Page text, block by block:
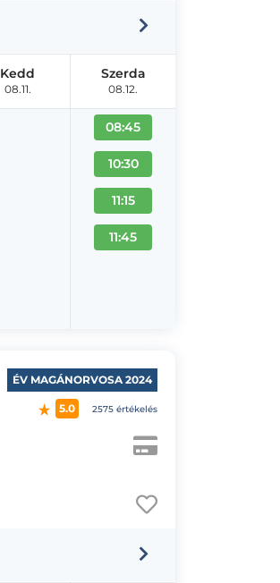
Kedd
08.11.
Szerda
08.12.
08:45
10:30
11:15
11:45
ÉV MAGÁNORVOSA 2024
5.0 2575 értékelés